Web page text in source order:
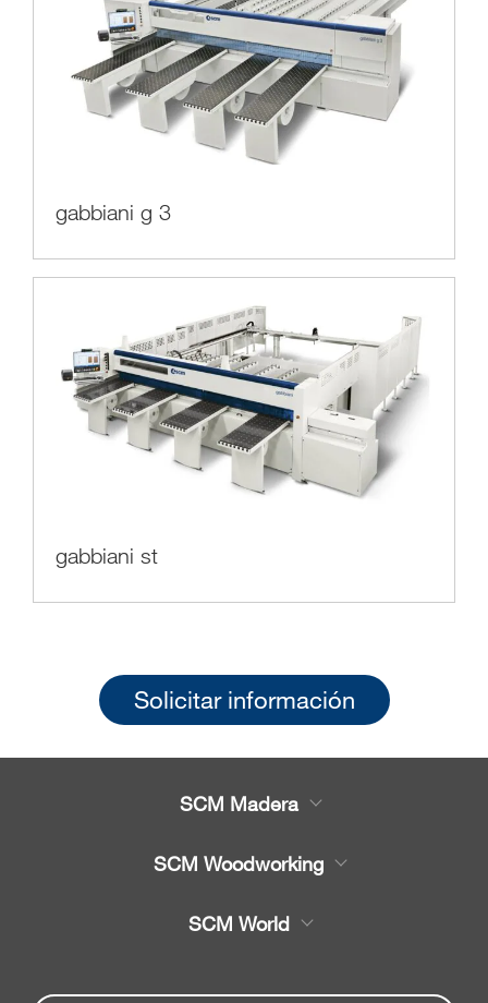
gabbiani g 3
gabbiani st
Solicitar información
SCM Madera
Recambios
SCM Woodworking
SCM World